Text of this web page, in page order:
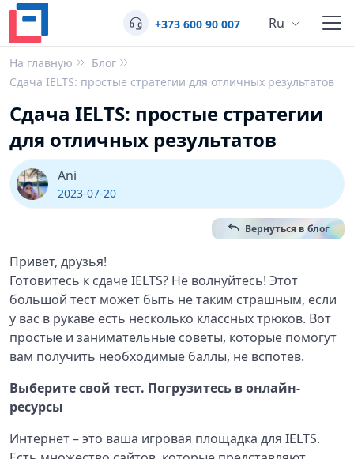
+373 600 90 007 Ru
На главную
Блог
Сдача IELTS: простые стратегии для отличных результатов
Сдача IELTS: простые стратегии
для отличных результатов
Ani
2023-07-20
Вернуться в блог
Привет, друзья!
Готовитесь к сдаче IELTS? Не волнуйтесь! Этот
большой тест может быть не таким страшным, если
у вас в рукаве есть несколько классных трюков. Вот
простые и занимательные советы, которые помогут
вам получить необходимые баллы, не вспотев.
Выберите свой тест. Погрузитесь в онлайн-
ресурсы
Интернет – это ваша игровая площадка для IELTS.